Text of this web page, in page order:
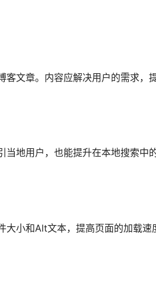
客文章。内容应解决用户的需求，
当地用户，也能提升在本地搜索中
大小和Alt文本，提高页面的加载速